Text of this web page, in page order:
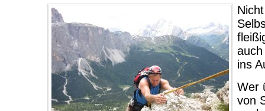
ins
Wer
von